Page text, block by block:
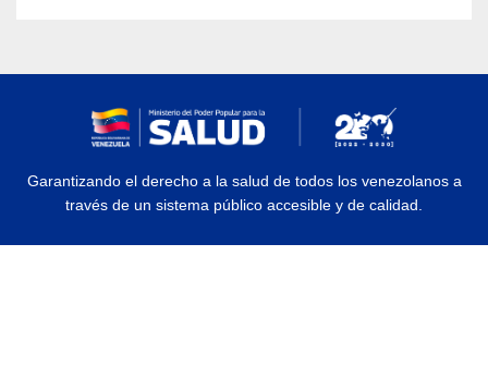
Garantizando el derecho a la salud de todos los venezolanos a
través de un sistema público accesible y de calidad.